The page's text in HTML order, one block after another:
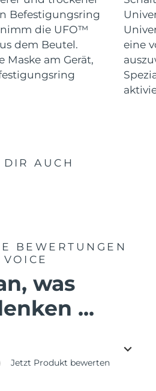
Befestigungsring
die UFO™
dem Beutel.
Maske am Gerät,
eine
AUCH
BEWERTUNGEN
was
...
Jetzt Produkt bewerten